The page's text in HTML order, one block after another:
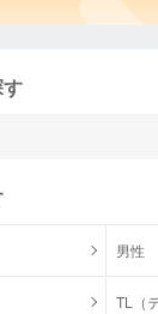
男性
TL（